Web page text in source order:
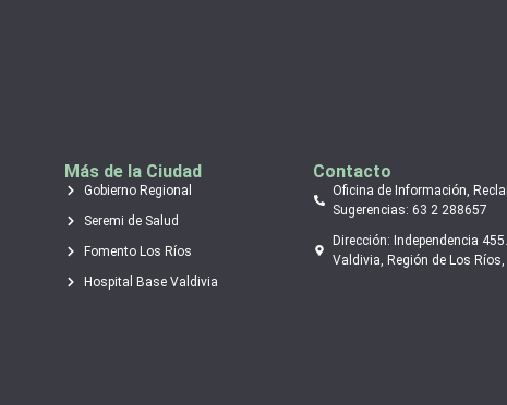
Más de la Ciudad
Gobierno Regional
Seremi de Salud
Fomento Los Ríos
Hospital Base Valdivia
Contacto
Oficina de Información,
Sugerencias: 63 2 288657
Dirección: Independencia 455.
Valdivia, Región de Los Ríos,